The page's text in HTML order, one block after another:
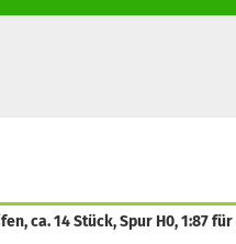
ca. 14 Stück, Spur H0, 1:87